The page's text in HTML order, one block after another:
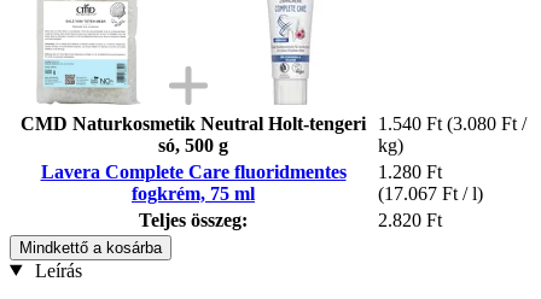
CMD Naturkosmetik Neutral Holt-tengeri
só, 500 g
1.540 Ft (3.080 Ft /
kg)
Lavera Complete Care fluoridmentes
fogkrém, 75 ml
1.280 Ft
(17.067 Ft / l)
Teljes összeg:
2.820 Ft
Mindkettő a kosárba
Leírás